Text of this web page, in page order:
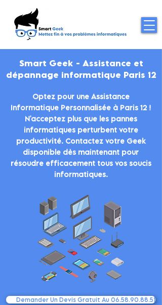
Smart Geek - Assistance et
dépannage informatique Paris 12
Optez pour une Assistance
Informatique Personnalisée à Paris 12 !
N'acceptez plus que les pannes
informatiques perturbent votre
productivité. Contactez votre Geek
disponible dès maintenant pour
résoudre efficacement tous vos soucis
informatiques.
Demander Un Devis Gratuit Au 06.58.90.88.51